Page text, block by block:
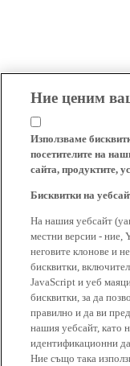
Ние ценим
Използваме
посетителите на
сайта, продуктите,
Бисквитки на
На нашия уебсайт
местни версии - ние,
неговите клонове и
бисквитки,
JavaScript и уеб
бисквитки, за да
правилно и да ви
нашия уебсайт, като
идентификационни
Ние също така